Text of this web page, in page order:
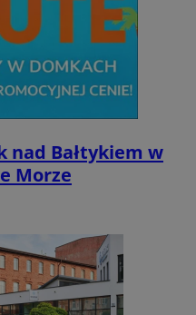
nad Bałtykiem w
Morze
YouTube